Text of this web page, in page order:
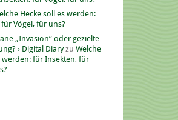
Hecke soll es werden:
Vögel, für uns?
„Invasion“ oder gezielte
› Digital Diaryzu Welche
werden: für Insekten, für